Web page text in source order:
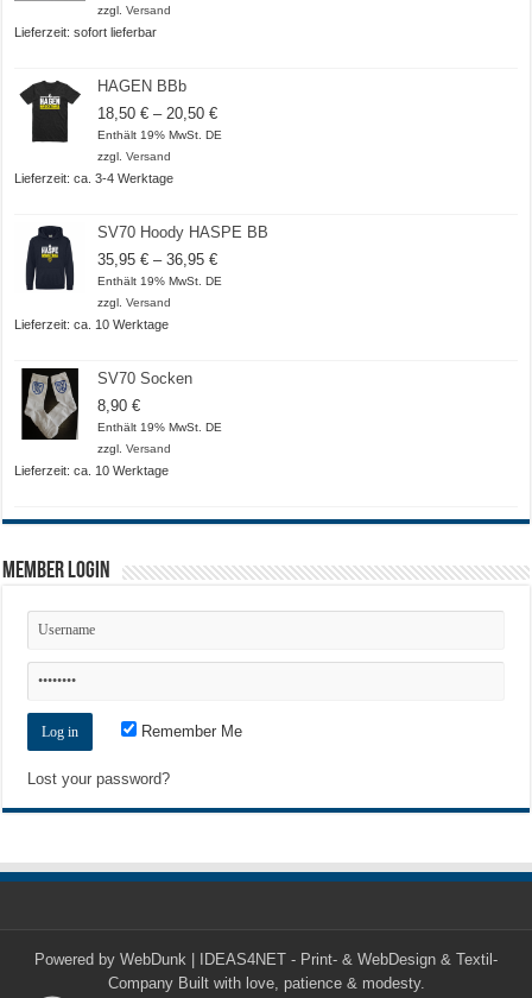
zzgl.Versand
Lieferzeit: sofort lieferbar
HAGEN BBb
18,50€ – 20,50€Preisspanne:
18,50 €
Enthält 19% MwSt. DE
zzgl.Versand
Lieferzeit: ca. 3-4 Werktage
SV70 Hoody HASPE BB
35,95€ –36,95€Preisspanne:
35,95 €
Enthält 19% MwSt. DE
zzgl.Versand
Lieferzeit: ca. 10 Werktage
SV70 Socken
8,90€
Enthält 19% MwSt. DE
zzgl.Versand
Lieferzeit: ca. 10 Werktage
Member Login
Remember Me
Lost your password?
Powered by WebDunk | IDEAS4NET - Print- & WebDesign & Textil-
CompanyBuilt with love, patience & modesty.